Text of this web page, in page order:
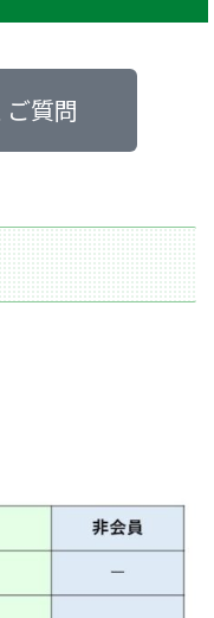
質問